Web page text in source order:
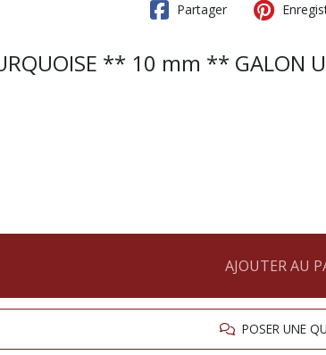
Partager
** 10 mm ** GALON
AJOUTER AU
POSER UNE